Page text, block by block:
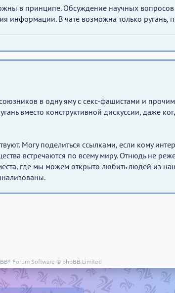
в принципе. Обсуждение научных
информации. В чате возможна только ругань,
в одну яму с секс-фашистами и
вместо конструктивной дискуссии, даже
Могу поделиться ссылками, если кому
встречаются по всему миру. Отнюдь не
где мы можем открыто любить людей из
® Forum Software © phpBB Limited